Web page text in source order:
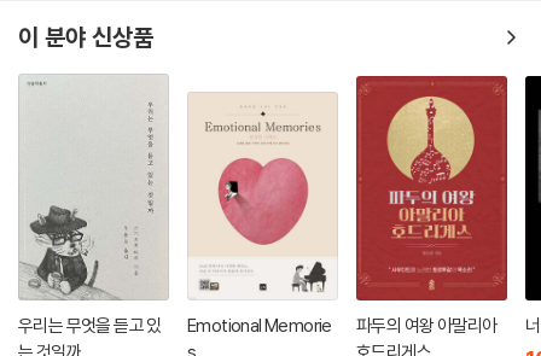
이 분야 신상품
우리는 무엇을 듣고 있
Emotional Memorie
파두의 여왕 아말리아